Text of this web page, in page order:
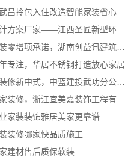
昌拎包入住改造智能家装省心
专注，华居不锈钢打造放心家居
家装装饰雅居美家更靠谱
装修哪家快品质施工
建材售后质保软装